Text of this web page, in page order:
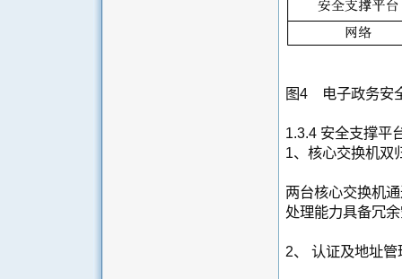
图4 电子政务安
1.3.4 安全支撑平
1、核心交换机双
两台核心交换机
处理能力具备冗
2、 认证及地址